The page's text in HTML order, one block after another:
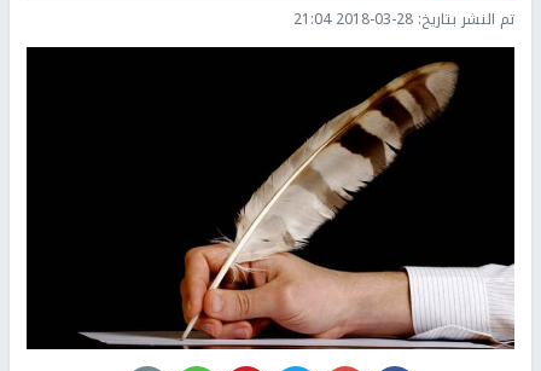
تم النشر بتاريخ: 2018-03-28 21:04